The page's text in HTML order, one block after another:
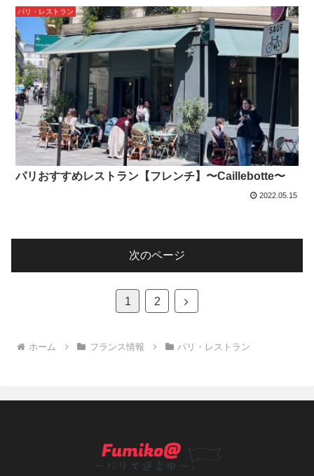
パリ・レストラン
パリおすすめレストラン【フレンチ】〜Caillebotte〜
2022.05.15
次のページ
1 2
次
ホーム フランス情報 パリ・レストラン